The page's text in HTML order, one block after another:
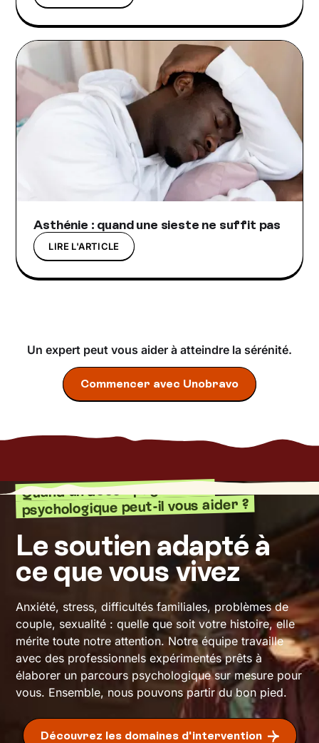
Asthénie : quand une sieste ne suffit pas
LIRE L'ARTICLE
Un expert peut vous aider à atteindre la sérénité.
Commencer avec Unobravo
Quand un accompagnement
psychologique peut-il vous aider ?
Le soutien adapté à
ce que vous vivez
Anxiété, stress, difficultés familiales, problèmes de
couple, sexualité : quelle que soit votre histoire, elle
mérite toute notre attention. Notre équipe travaille
avec des professionnels expérimentés prêts à
élaborer un parcours psychologique sur mesure pour
vous. Ensemble, nous pouvons partir du bon pied.
Découvrez les domaines d'intervention